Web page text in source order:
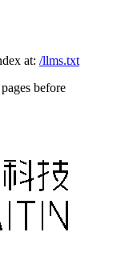
at: /llms.txt
before